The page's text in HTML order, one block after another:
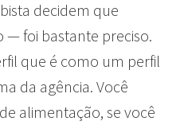
decidem que
foi bastante preciso.
que é como um perfil
da agência. Você
alimentação, se você